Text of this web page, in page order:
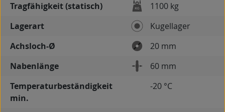
Tragfähigkeit (statisch)
1100 kg
Lagerart
Kugellager
Achsloch-Ø
20 mm
Nabenlänge
60 mm
Temperaturbeständigkeit
min.
-20 °C